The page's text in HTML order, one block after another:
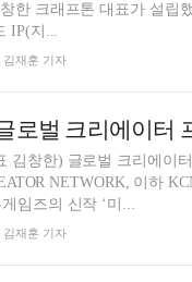
한 크래프톤 대표가 설립
IP(지...
김재훈 기자
로벌 크리에이터
김창한) 글로벌 크리에이
NETWORK, 이하
임즈의 신작 ‘미...
김재훈 기자